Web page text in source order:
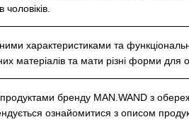
характеристиками та
матеріалів та мати різні форми для
бренду MAN.WAND з
ознайомитися з описом